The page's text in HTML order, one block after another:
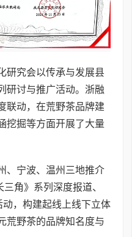
研究会以传承与发展县
研讨与推广活动。浙融
联动，在荒野茶品牌建
挖掘等方面开展了大量
、宁波、温州三地推介
角》系列深度报道、
动，构建起线上线下立体
荒野茶的品牌知名度与